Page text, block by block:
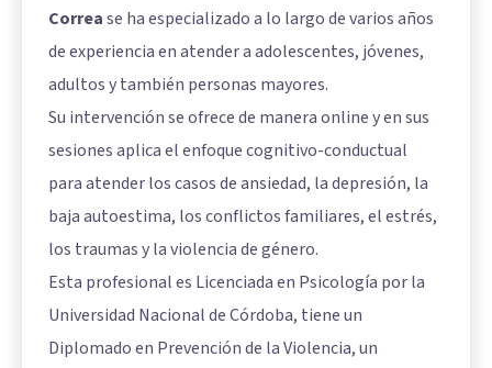
Correase ha especializado a lo largo de varios años
de experiencia en atender a adolescentes, jóvenes,
adultos y también personas mayores.
Su intervención se ofrece de manera online y en sus
sesiones aplica el enfoque cognitivo-conductual
para atender los casos de ansiedad, la depresión, la
baja autoestima, los conflictos familiares, el estrés,
los traumas y la violencia de género.
Esta profesional es Licenciada en Psicología por la
Universidad Nacional de Córdoba, tiene un
Diplomado en Prevención de la Violencia, un